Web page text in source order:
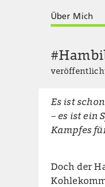
Über Mich
Es ist
– es ist ein
Kampfes
Doch der
Audio-
Player